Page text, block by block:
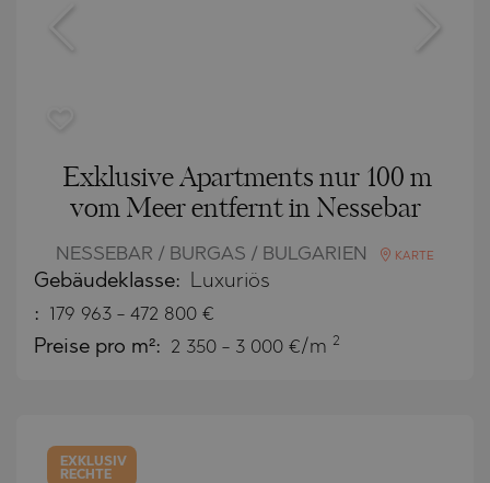
Exklusive Apartments nur 100 m
vom Meer entfernt in Nessebar
NESSEBAR / BURGAS / BULGARIEN KARTE
Gebäudeklasse: Luxuriös
: 179 963 - 472 800 €
Preise pro m²: 2 350 - 3 000 €/m 2
EXKLUSIV
RECHTE